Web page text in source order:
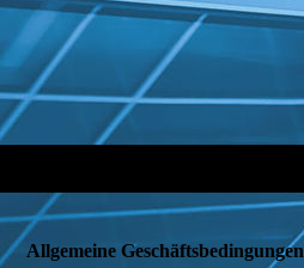
Allgemeine Geschäftsbedingungen